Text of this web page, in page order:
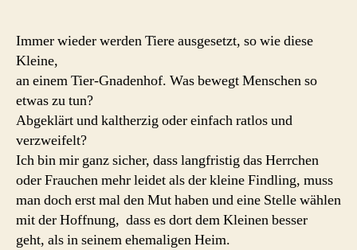
Immer wieder werden Tiere ausgesetzt, so wie diese
Kleine,
an einem Tier-Gnadenhof. Was bewegt Menschen so
etwas zu tun?
Abgeklärt und kaltherzig oder einfach ratlos und
verzweifelt?
Ich bin mir ganz sicher, dass langfristig das Herrchen
oder Frauchen mehr leidet als der kleine Findling, muss
man doch erst mal den Mut haben und eine Stelle wählen
mit der Hoffnung, dass es dort dem Kleinen besser
geht, als in seinem ehemaligen Heim.